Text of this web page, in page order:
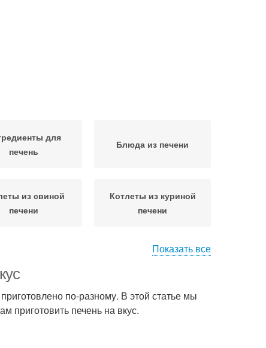
для
печень
Блюда из печени
из свиной
печени
Котлеты из куриной
печени
Показать все
по-разному. В этой статье мы
приготовить печень на вкус.